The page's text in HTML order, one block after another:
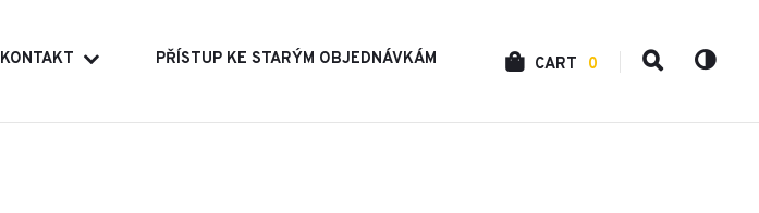
KONTAKT PŘÍSTUP KE STARÝM OBJEDNÁVKÁM CART
0
TOGGLE